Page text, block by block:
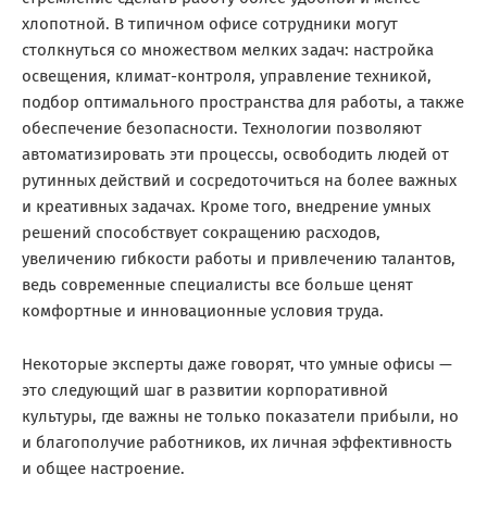
хлопотной. В типичном офисе сотрудники могут
столкнуться со множеством мелких задач: настройка
освещения, климат-контроля, управление техникой,
подбор оптимального пространства для работы, а также
обеспечение безопасности. Технологии позволяют
автоматизировать эти процессы, освободить людей от
рутинных действий и сосредоточиться на более важных
и креативных задачах. Кроме того, внедрение умных
решений способствует сокращению расходов,
увеличению гибкости работы и привлечению талантов,
ведь современные специалисты все больше ценят
комфортные и инновационные условия труда.
Некоторые эксперты даже говорят, что умные офисы —
это следующий шаг в развитии корпоративной
культуры, где важны не только показатели прибыли, но
и благополучие работников, их личная эффективность
и общее настроение.